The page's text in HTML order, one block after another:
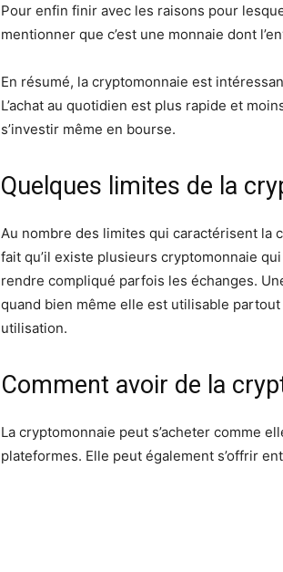
Pour enfin finir avec les raisons pour
mentionner que c’est une monnaie dont
En résumé, la cryptomonnaie est
L’achat au quotidien est plus rapide et
s’investir même en bourse.
Quelques limites de la
Au nombre des limites qui caractérisent la
fait qu’il existe plusieurs cryptomonnaie
rendre compliqué parfois les échanges.
quand bien même elle est utilisable
utilisation.
Comment avoir de la
La cryptomonnaie peut s’acheter comme
plateformes. Elle peut également s’offrir